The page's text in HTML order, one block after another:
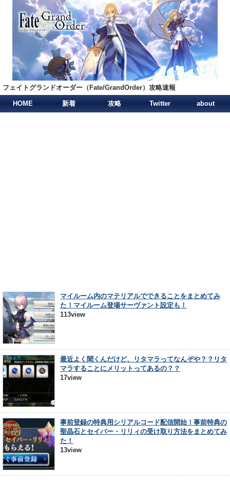
フェイトグランドオーダー（Fate/GrandOrder）攻略速報
HOME 新着 攻略 Twitter about
マイルーム内のマテリアルでできることをまとめてみ
た！マイルーム登場サーヴァント設定も！
113view
最近よく聞くんだけど、リタマラってなんぞや？？リタ
マラすることにメリットってあるの？？
17view
事前登録の特典用シリアルコード配信開始！事前特典の
聖晶石とセイバー・リリィの受け取り方法をまとめてみ
た！
13view